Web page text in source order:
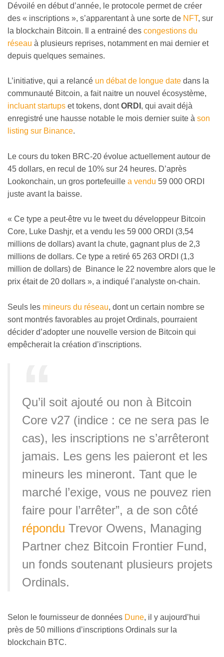
Dévoilé en début d’année, le protocole permet de créer
des « inscriptions », s’apparentant à une sorte de NFT, sur
la blockchain Bitcoin. Il a entrainé des congestions du
réseau à plusieurs reprises, notamment en mai dernier et
depuis quelques semaines.
L’initiative, qui a relancé un débat de longue date dans la
communauté Bitcoin, a fait naitre un nouvel écosystème,
incluant startups et tokens, dontORDI , qui avait déjà
enregistré une hausse notable le mois dernier suite à son
listing sur Binance.
Le cours du token BRC-20 évolue actuellement autour de
45 dollars, en recul de 10% sur 24 heures. D’après
Lookonchain, un gros portefeuille a vendu 59 000 ORDI
juste avant la baisse.
« Ce type a peut-être vu le tweet du développeur Bitcoin
Core, Luke Dashjr, et a vendu les 59 000 ORDI (3,54
millions de dollars) avant la chute, gagnant plus de 2,3
millions de dollars. Ce type a retiré 65 263 ORDI (1,3
million de dollars) de Binance le 22 novembre alors que le
prix était de 20 dollars », a indiqué l’analyste on-chain.
Seuls les mineurs du réseau, dont un certain nombre se
sont montrés favorables au projet Ordinals, pourraient
décider d’adopter une nouvelle version de Bitcoin qui
empêcherait la création d’inscriptions.
Qu’il soit ajouté ou non à Bitcoin
Core v27 (indice : ce ne sera pas le
cas), les inscriptions ne s’arrêteront
jamais. Les gens les paieront et les
mineurs les mineront. Tant que le
marché l’exige, vous ne pouvez rien
faire pour l’arrêter”, a de son côté
répondu Trevor Owens, Managing
Partner chez Bitcoin Frontier Fund,
un fonds soutenant plusieurs projets
Ordinals.
Selon le fournisseur de données Dune, il y aujourd’hui
près de 50 millions d’inscriptions Ordinals sur la
blockchain BTC.